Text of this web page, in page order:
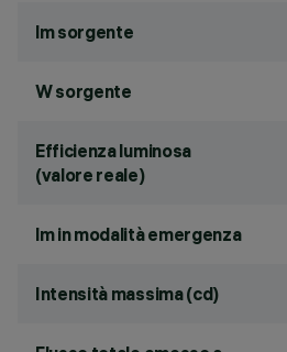
lm sorgente
W sorgente
Efficienza luminosa
(valore reale)
lm in modalità emergenza
Intensità massima (cd)